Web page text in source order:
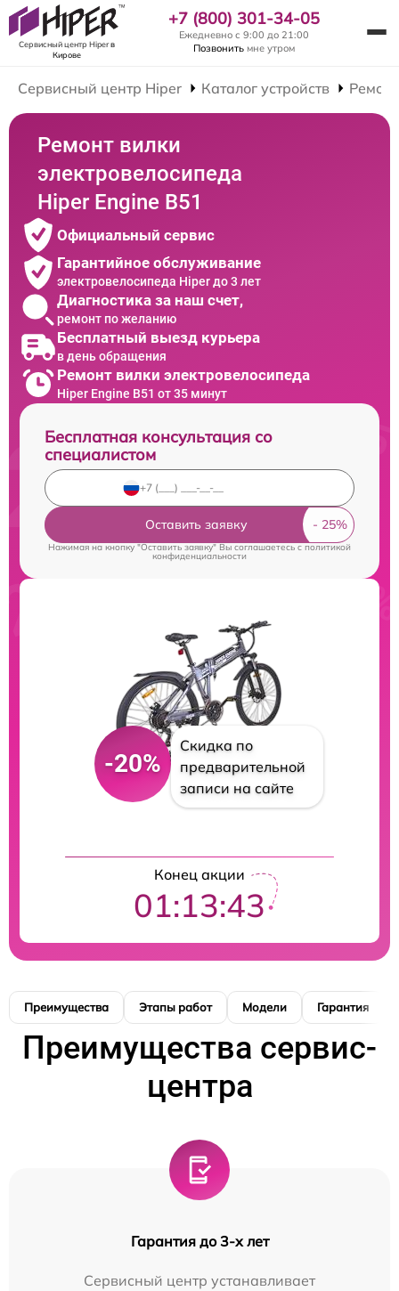
Сервисный центр Hiperв
Кирове
+7 (800) 301-34-05
Ежедневно с 9:00 до 21:00
Позвонить мне утром
Сервисный центр Hiper Каталог устройств
Ремонт вилки
электровелосипеда
Hiper Engine B51
Официальный сервис
Гарантийное обслуживание
электровелосипеда Hiper до 3 лет
Диагностика за наш счет,
ремонт по желанию
Бесплатный выезд курьера
в день обращения
Ремонт вилки электровелосипеда
Hiper Engine B51 от 35 минут
Бесплатная консультация со
специалистом
Оставить заявку
Нажимая на кнопку "Оставить заявку" Вы соглашаетесь cполитикой
конфиденциальности
-20%
Скидка по
предварительной
записи на сайте
Конец акции
01:13:42
Преимущества Этапы работ Модели Гарантия
Преимущества сервис-
центра
Гарантия до 3-х лет
Сервисный центр устанавливает